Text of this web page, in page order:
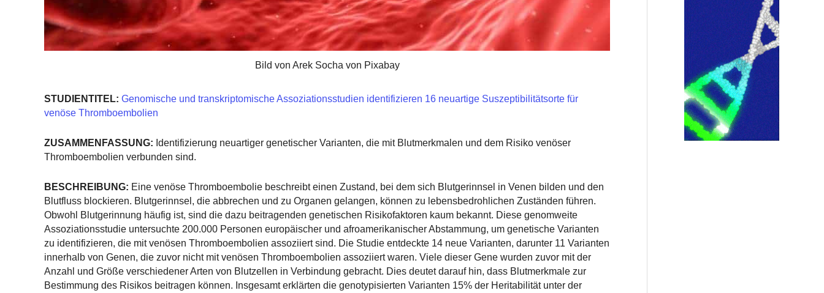
Bild von Arek Socha von Pixabay
STUDIENTITEL: Genomische und transkriptomische Assoziationsstudien identifizieren 16 neuartige Suszeptibilitätsorte für
venöse Thromboembolien
ZUSAMMENFASSUNG: Identifizierung neuartiger genetischer Varianten, die mit Blutmerkmalen und dem Risiko venöser
Thromboembolien verbunden sind.
BESCHREIBUNG: Eine venöse Thromboembolie beschreibt einen Zustand, bei dem sich Blutgerinnsel in Venen bilden und den
Blutfluss blockieren. Blutgerinnsel, die abbrechen und zu Organen gelangen, können zu lebensbedrohlichen Zuständen führen.
Obwohl Blutgerinnung häufig ist, sind die dazu beitragenden genetischen Risikofaktoren kaum bekannt. Diese genomweite
Assoziationsstudie untersuchte 200.000 Personen europäischer und afroamerikanischer Abstammung, um genetische Varianten
zu identifizieren, die mit venösen Thromboembolien assoziiert sind. Die Studie entdeckte 14 neue Varianten, darunter 11 Varianten
innerhalb von Genen, die zuvor nicht mit venösen Thromboembolien assoziiert waren. Viele dieser Gene wurden zuvor mit der
Anzahl und Größe verschiedener Arten von Blutzellen in Verbindung gebracht. Dies deutet darauf hin, dass Blutmerkmale zur
Bestimmung des Risikos beitragen können. Insgesamt erklärten die genotypisierten Varianten 15% der Heritabilität unter der